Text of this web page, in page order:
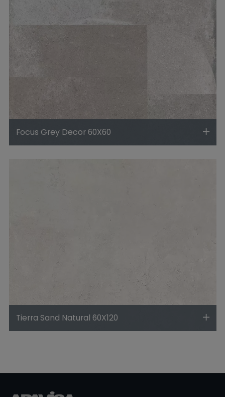
Focus Grey Decor 60X60
Tierra Sand Natural 60X120